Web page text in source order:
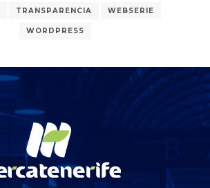
TRANSPARENCIA WEBSERIE
WORDPRESS